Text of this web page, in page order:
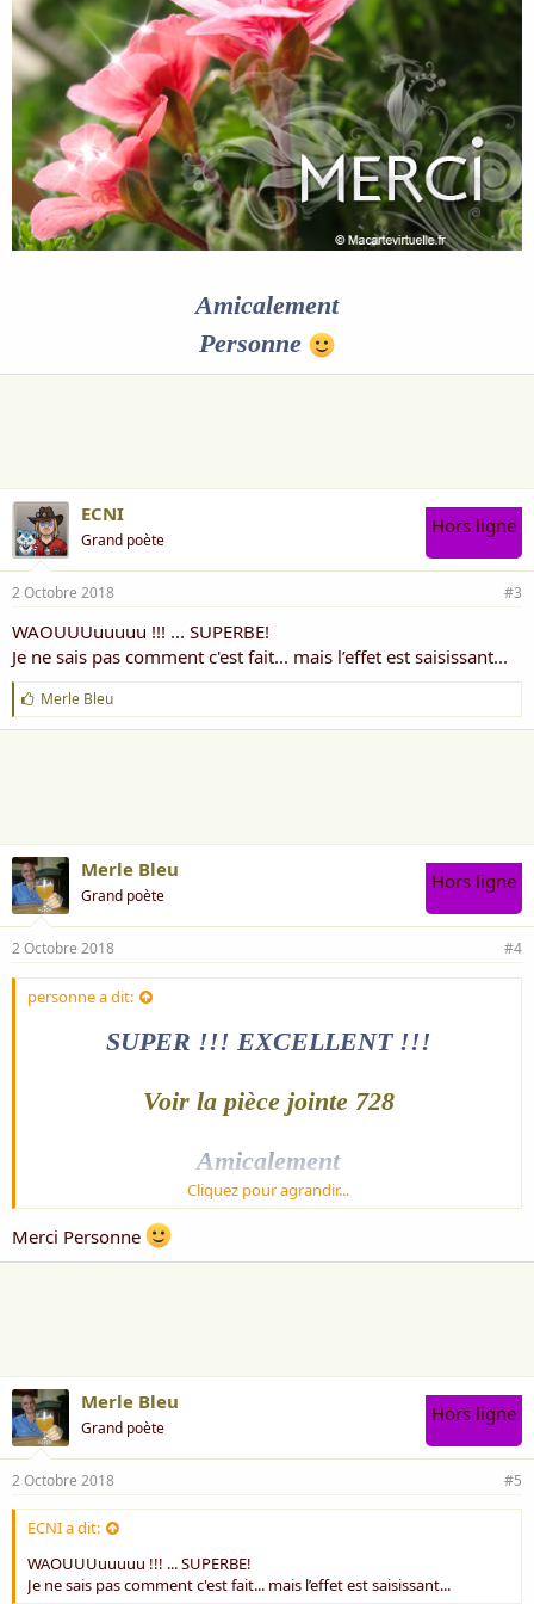
Amicalement
Personne
ECNI
Grand poète
Hors ligne
2 Octobre 2018 #3
WAOUUUuuuuu !!! ... SUPERBE!
Je ne sais pas comment c'est fait... mais l’effet est saisissant...
J
'
a
Merle Bleu
Merle Bleu
Grand poète
Hors ligne
2 Octobre 2018 #4
personne a dit:
SUPER !!! EXCELLENT !!!
Voir la pièce jointe 728
Amicalement
Personne
Cliquez pour agrandir...
Merci Personne
Merle Bleu
Grand poète
Hors ligne
2 Octobre 2018 #5
ECNI a dit:
WAOUUUuuuuu !!! ... SUPERBE!
Je ne sais pas comment c'est fait... mais l’effet est saisissant...